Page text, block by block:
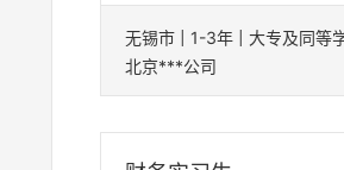
无锡市 | 1-3年 | 大专及同等
北京***公司